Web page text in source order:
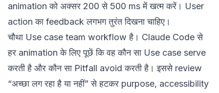
animation को अक्सर 200 से 500 ms में खत्म करें। User
action का feedback लगभग तुरंत दिखना चाहिए।
चौथा Use case team workflow है। Claude Code से
हर animation के लिए पूछें कि वह कौन सा Use case serve
करती है और कौन सा Pitfall avoid करती है। इससे review
“अच्छा लग रहा है या नहीं” से हटकर purpose, accessibility